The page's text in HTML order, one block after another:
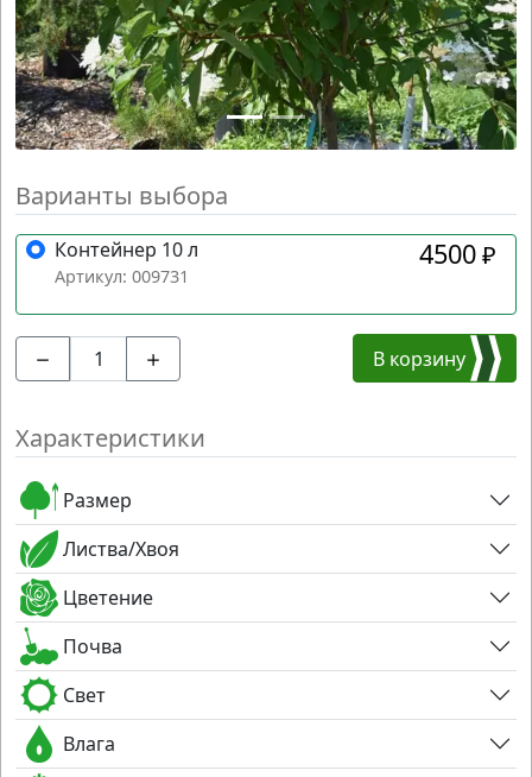
Варианты выбора
Контейнер 10 л
Артикул: 009731
4500₽
В корзину
Характеристики
Размер
Листва/Хвоя
Цветение
Почва
Свет
Влага